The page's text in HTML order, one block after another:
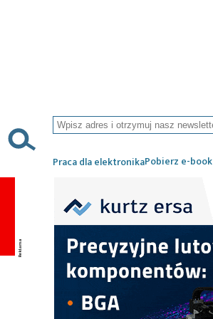
Praca dla elektronikaPobierz e-book